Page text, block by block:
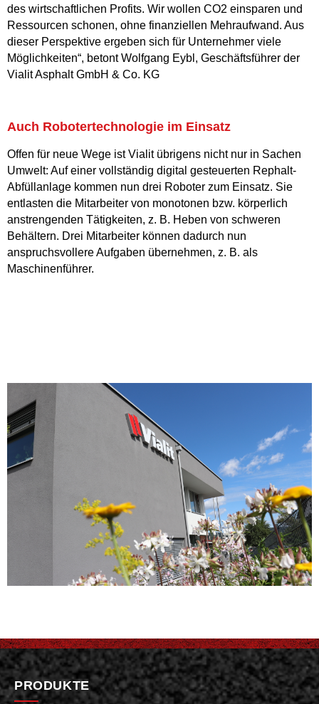
des wirtschaftlichen Profits. Wir wollen CO2 einsparen und
Ressourcen schonen, ohne finanziellen Mehraufwand. Aus
dieser Perspektive ergeben sich für Unternehmer viele
Möglichkeiten“, betont Wolfgang Eybl, Geschäftsführer der
Vialit Asphalt GmbH & Co. KG
Auch Robotertechnologie im Einsatz
Offen für neue Wege ist Vialit übrigens nicht nur in Sachen
Umwelt: Auf einer vollständig digital gesteuerten Rephalt-
Abfüllanlage kommen nun drei Roboter zum Einsatz. Sie
entlasten die Mitarbeiter von monotonen bzw. körperlich
anstrengenden Tätigkeiten, z. B. Heben von schweren
Behältern. Drei Mitarbeiter können dadurch nun
anspruchsvollere Aufgaben übernehmen, z. B. als
Maschinenführer.
PRODUKTE